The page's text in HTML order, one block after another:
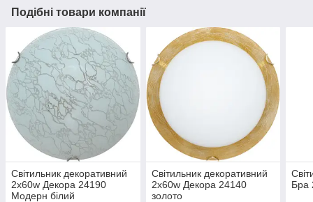
Подібні товари компанії
Світильник декоративний
2х60w Декора 24190
Модерн білий
Світильник декоративний
2х60w Декора 24140
золото
Бра